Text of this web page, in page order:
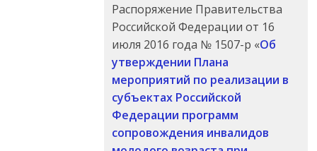
Распоряжение Правительства
Российской Федерации от 16
июля 2016 года № 1507-р «Об
утверждении Плана
мероприятий по реализации в
субъектах Российской
Федерации программ
сопровождения инвалидов